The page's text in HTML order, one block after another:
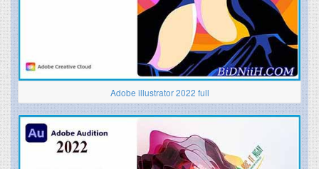
Adobe illustrator 2022 full